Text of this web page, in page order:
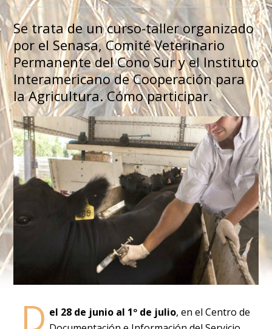
Se trata de un curso-taller organizado
por el Senasa, Comité Veterinario
Permanente del Cono Sur y el Instituto
Interamericano de Cooperación para
la Agricultura. Cómo participar.
D el 28 de junio al 1º de julio, en el Centro de